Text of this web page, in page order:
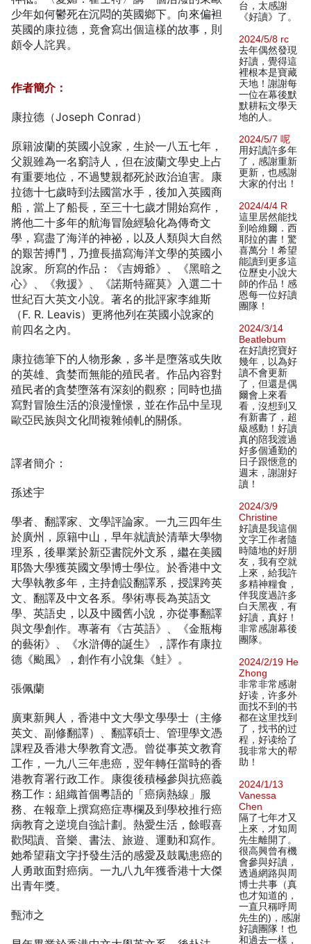
少年如何鬱死在沉悶的英國鄉下。向來偏袒
英國的康拉德，竟會寫出個這樣的故事，則
頗令人詫異。
作者簡介：
康拉德（Joseph Conrad）
原籍波蘭的英國小說家，生於一八五七年，
父親雖為一名窮詩人，但在波蘭文學史上占
有重要地位，不過雙親都死於政治迫害。康
拉德十七歲時到法國當水手，後加入英國商
船，當上了船長，至三十七歲才開始寫作，
將他二十多年的航海冒險經驗化為傳奇文
學，寫盡了海洋的神祕，以及人類與大自然
的艱苦搏鬥，乃擅長描寫海洋文學的英國小
說家。所寫的作品：《吉姆爺》、《黑暗之
心》、《救援》、《諾斯特羅莫》入選二十
世紀百大英文小說。著名的批評家李維斯
（F. R. Leavis）更將他列在英國小說家的
前四名之內。
康拉德筆下的人物形象，多半是墮落或失敗
的英雄、貪婪而無能的殖民者。作品內容對
殖民者的貪婪墮落有深刻的觀察；同時也描
寫對冒險生活的浪漫憧憬，並在作品中呈現
歐亞民族與文化間複雜傾軋的關係。
譯者簡介：
孫述宇
學者、翻譯家、文學評論家。一九三四年生
於廣州，原籍中山，早年就讀於清華大學物
理系，後畢業於新亞書院外文系，繼在美國
耶魯大學獲英國文學博士學位。於香港中文
大學執教多年，主持創設翻譯系，授課跨英
文、翻譯及中文各系。學術專長為英語文
學、英語史，以及中國舊小說，亦從事翻譯
與文學創作。專著有《古英語》、《金瓶梅
的藝術》、《水滸傳的誕生》，譯作有康拉
德《颱風》，創作有小說集《鮭》。
張佩蘭
廣東新興人，香港中文大學文學學士（主修
英文、副修翻譯）、翻譯碩士、管理學文憑
課程及香港大學教育文憑。曾從事英文教育
工作，一九八三年患癌，翌年轉任當時的香
港教育署行政工作。康復後積極參與抗癌義
務工作：組織首個粵語的「癌病熱線」服
務、在報章上撰寫癌症專欄及到學校推行癌
病教育之逆境自強計劃。熱愛生活，餘暇喜
歡閱讀、音樂、書法、旅遊、運動和寫作。
她希望藉文字抒發生活的感愛及鼓勵患癌的
人勇敢面對癌病。一九八九年獲香港十大傑
出青年獎。
甄沛之
台，太感謝
《好讀》了。
2024/5/8 rc
去年偶然發現
好讀，覺得這
裡根本是寶藏
天地！謝謝每
一位在幕後默
默耕耘文學天
地的人。
2024/5/7 呢
用好讀許多年
了，感謝重新
更新，也感謝
大家的付出！
2024/4/4 R
這里居然能找
到哈維爾．西
耶拉的書！驚
喜萬分！希望
能讀到更多這
位歷史小說大
師的作品！感
恩每一位好讀
團隊！
2024/3/14
Beatlebum
在好讀挖寶好
幾年，以為好
讀不會更新
了，但還是偶
爾會上來看
看，沒想到又
有新書了，超
級感動！好讀
真的陪我渡過
好多個通勤的
日子跟愜意的
週末，謝謝好
讀！
2024/3/9
Christine
好讀是我這個
文字工作者隨
時隨地的好朋
友，我有空就
上來，給我許
多精神糧食，
伴我度過許多
白天黑夜，有
好讀，真好！
非常感謝幕後
團隊。
2024/2/19 He
Zhong
非常非常感谢
好读，许多外
面找不到的书
都在这里找到
了，找书的过
程，好读给了
我非常大的帮
助！
2024/1/13
Vanessa
Chen
隔了七年才又
上來，才知周
先生離開了。
很高興曾有機
會參與好讀，
透過網路與周
博士共事（真
也才知道的，
一直只稱呼周
先生的)，感謝
好讀團隊！也
和過去一樣，